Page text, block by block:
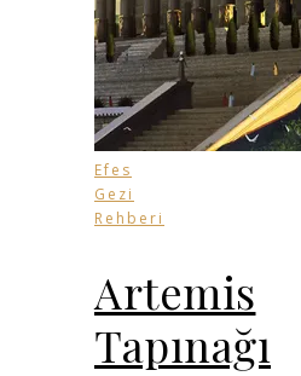
Efes
Gezi
Rehberi
Artemis
Tapınağı